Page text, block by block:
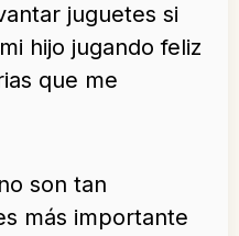
juguetes si
hijo jugando feliz
que me
son tan
más importante